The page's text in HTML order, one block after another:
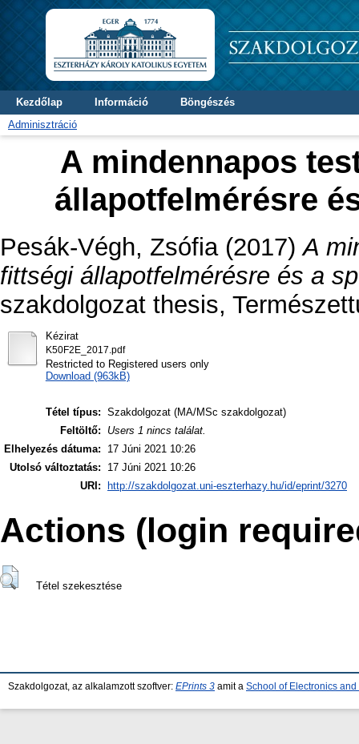
Kezdőlap Információ
Böngészés
Adminisztráció
A mindennapos
állapotfelmérésre
Pesák-Végh, Zsófia(2017)A
fittségi állapotfelmérésre és a
szakdolgozat thesis,
Kézirat
K50F2E_2017.pdf
Restricted to Registered users only
Download (963kB)
Tétel típus: Szakdolgozat (MA/MSc szakdolgozat)
Feltöltő:
Users 1 nincs találat.
Elhelyezés dátuma:
17 Júni 2021 10:26
Utolsó változtatás:
17 Júni 2021 10:26
URI:
http://szakdolgozat.uni-eszterhazy.hu/id/eprint/3270
Actions (login
Tétel szekesztése
Szakdolgozat, az alkalamzott szoftver: EPrints 3 amit a School of Electronics